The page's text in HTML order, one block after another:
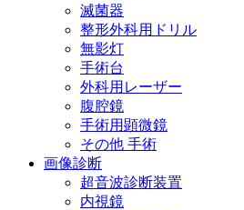
滅菌器
整形外科用ドリル
無影灯
手術台
外科用レーザー
腹腔鏡
手術用顕微鏡
その他 手術
画像診断
超音波診断装置
内視鏡